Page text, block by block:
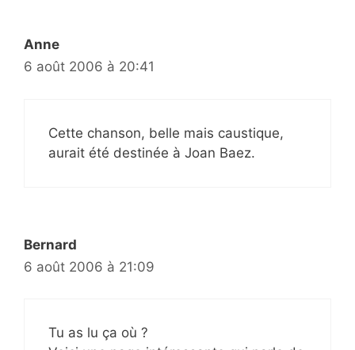
Anne
6 août 2006 à 20:41
Cette chanson, belle mais caustique,
aurait été destinée à Joan Baez.
Bernard
6 août 2006 à 21:09
Tu as lu ça où ?